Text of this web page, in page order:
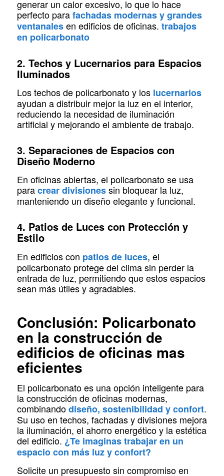
generar un calor excesivo, lo que lo hace
perfecto parafachadas modernas y grandes
ventanalesen edificios de oficinas. trabajos
en policarbonato
2. Techos y Lucernarios para Espacios
Iluminados
Los techos de policarbonato y los lucernarios
ayudan a distribuir mejor la luz en el interior,
reduciendo la necesidad de iluminación
artificial y mejorando el ambiente de trabajo.
3. Separaciones de Espacios con
Diseño Moderno
En oficinas abiertas, el policarbonato se usa
paracrear divisionessin bloquear la luz,
manteniendo un diseño elegante y funcional.
4. Patios de Luces con Protección y
Estilo
En edificios con patios de luces, el
policarbonato protege del clima sin perder la
entrada de luz, permitiendo que estos espacios
sean más útiles y agradables.
Conclusión: Policarbonato
en la construcción de
edificios de oficinas mas
eficientes
El policarbonato es una opción inteligente para
la construcción de oficinas modernas,
combinandodiseño, sostenibilidad y confort.
Su uso en techos, fachadas y divisiones mejora
la iluminación, el ahorro energético y la estética
del edificio. ¿Te imaginas trabajar en un
espacio con más luz y confort?
Solicite un presupuesto sin compromiso en